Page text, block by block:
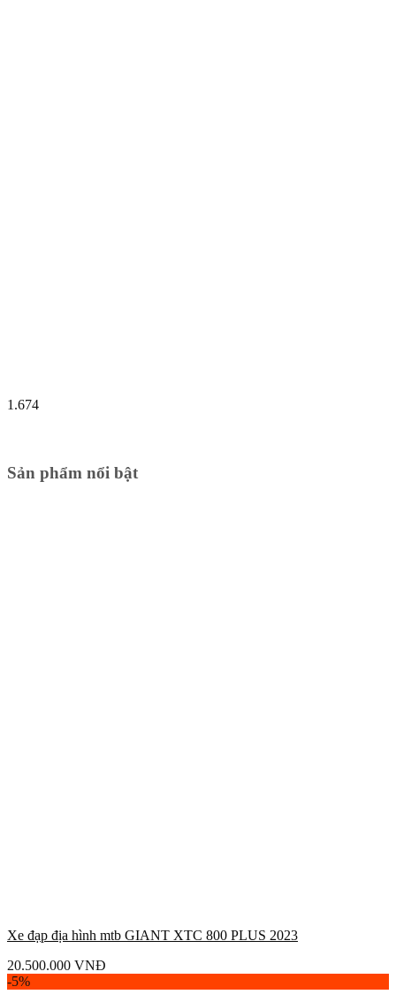
1.674
Sản phẩm nổi bật
Xe đạp địa hình mtb GIANT XTC 800 PLUS 2023
20.500.000 VNĐ
-5%